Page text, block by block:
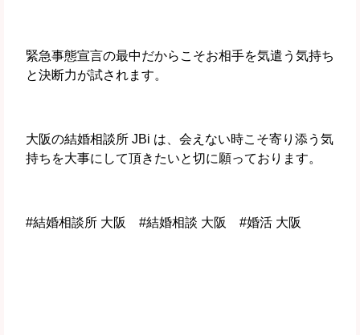
緊急事態宣言の最中だからこそお相手を気遣う気持ち
と決断力が試されます。
大阪の結婚相談所 JBi は、会えない時こそ寄り添う気
持ちを大事にして頂きたいと切に願っております。
#結婚相談所 大阪 #結婚相談 大阪 #婚活 大阪